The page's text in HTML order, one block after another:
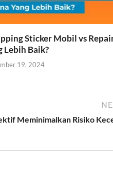
Sticker Mobil vs
Lebih Baik?
19, 2024
Meminimalkan Risiko